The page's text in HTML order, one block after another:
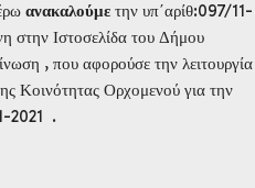
ανακαλούμε την υπ΄αρίθ:097/11-
στην Ιστοσελίδα του Δήμου
, που αφορούσε την λειτουργία
Κοινότητας Ορχομενού για την
2021 .